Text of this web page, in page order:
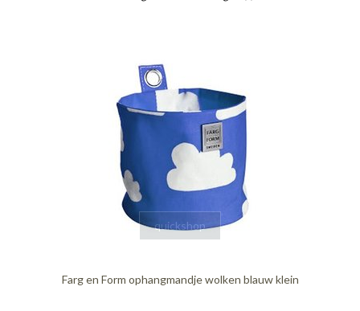
quickshop
Farg en Form ophangmandje wolken blauw klein